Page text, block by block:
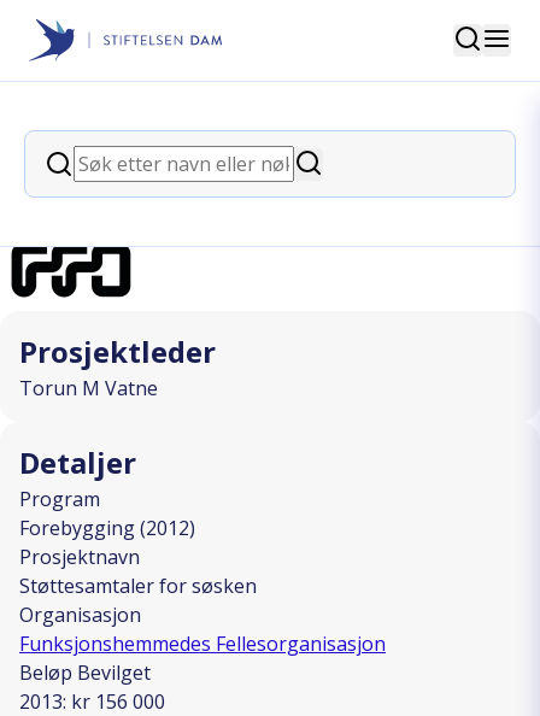
Stiftelsen Dam
Søk
Søk
Søk
back
Støttesamtaler for søsken
Prosjektleder
Torun M Vatne
Detaljer
Program
Forebygging (2012)
Prosjektnavn
Støttesamtaler for søsken
Organisasjon
Funksjonshemmedes Fellesorganisasjon
Beløp Bevilget
2013: kr 156 000